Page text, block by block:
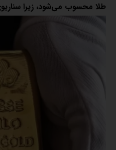
طلا محسوب می‌شود، زیرا